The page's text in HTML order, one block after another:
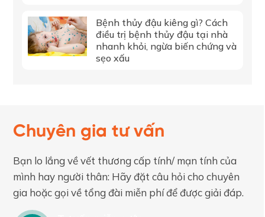
Bệnh thủy đậu kiêng gì? Cách
điều trị bệnh thủy đậu tại nhà
nhanh khỏi, ngừa biến chứng và
sẹo xấu
Chuyên gia tư vấn
Bạn lo lắng về vết thương cấp tính/ mạn tính của
mình hay người thân: Hãy đặt câu hỏi cho chuyên
gia hoặc gọi về tổng đài miễn phí để được giải đáp.